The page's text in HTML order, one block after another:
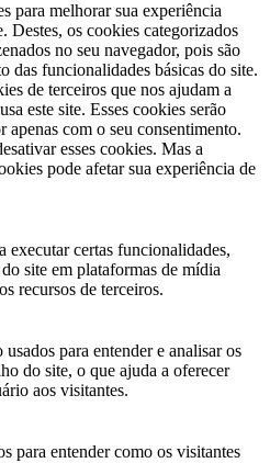
para melhorar sua experiência
Destes, os cookies categorizados
no seu navegador, pois são
das funcionalidades básicas do site.
de terceiros que nos ajudam a
este site. Esses cookies serão
apenas com o seu consentimento.
esses cookies. Mas a
pode afetar sua experiência de
executar certas funcionalidades,
site em plataformas de mídia
recursos de terceiros.
​​para entender e analisar os
do site, o que ajuda a oferecer
aos visitantes.
​​para entender como os visitantes